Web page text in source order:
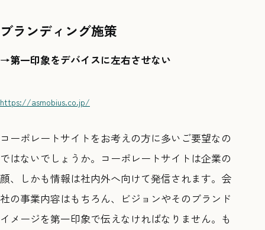
ブランディング施策
→第一印象をデバイスに左右させない
https://asmobius.co.jp/
コーポレートサイトをお考えの方に多いご要望なの
ではないでしょうか。コーポレートサイトは企業の
顔、しかも情報は社内外へ向けて発信されます。会
社の事業内容はもちろん、ビジョンやそのブランド
イメージを第一印象で伝えなければなりません。も